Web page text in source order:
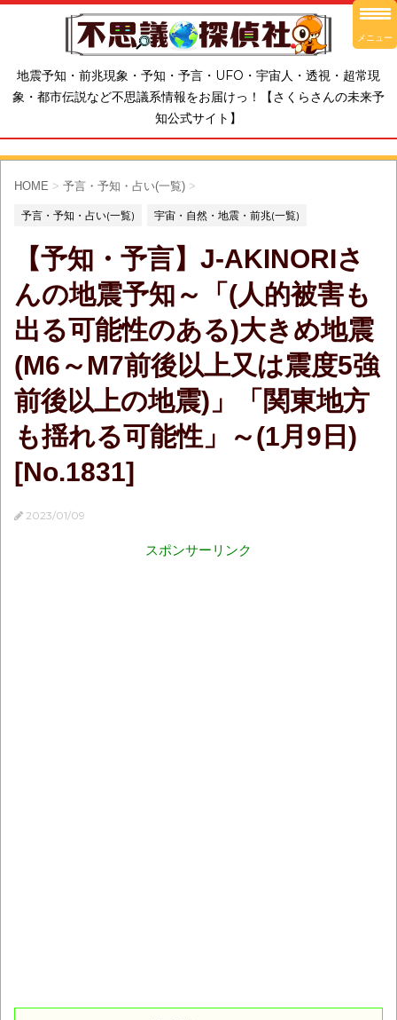
地震予知・前兆現象・予知・予言・UFO・宇宙人・透視・超常現
象・都市伝説など不思議系情報をお届けっ！【さくらさんの未来予
知公式サイト】
HOME > 予言・予知・占い(一覧) >
予言・予知・占い(一覧) 宇宙・自然・地震・前兆(一覧)
【予知・予言】J-AKINORIさ
んの地震予知～「(人的被害も
出る可能性のある)大きめ地震
(M6～M7前後以上又は震度5強
前後以上の地震)」「関東地方
も揺れる可能性」～(1月9日)
[No.1831]
2023/01/09
スポンサーリンク
メニュー